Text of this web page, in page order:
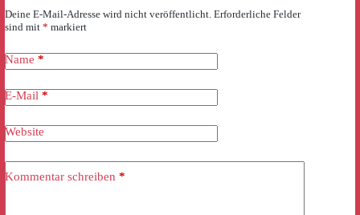
Deine E-Mail-Adresse wird nicht veröffentlicht. Erforderliche Felder
sind mit * markiert
Name *
E-Mail *
Website
Kommentar schreiben *